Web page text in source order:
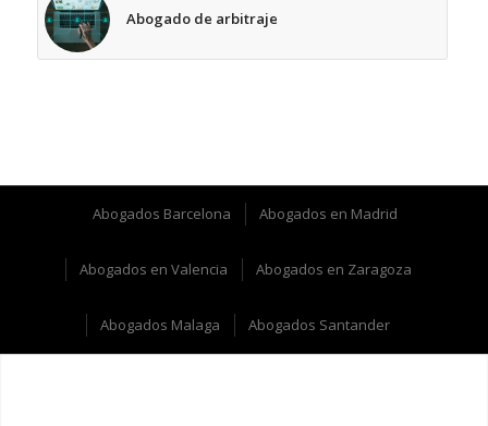
Abogado de arbitraje
Abogados Barcelona Abogados en Madrid
Abogados en Valencia Abogados en Zaragoza
Abogados Malaga Abogados Santander